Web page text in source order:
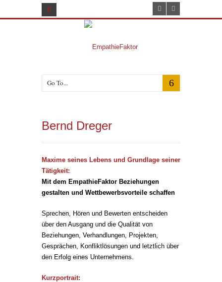
Go To...
Bernd Dreger
Maxime seines Lebens und Grundlage seiner
Tätigkeit:
Mit dem EmpathieFaktor Beziehungen
gestalten und Wettbewerbsvorteile schaffen
Sprechen, Hören und Bewerten entscheiden
über den Ausgang und die Qualität von
Beziehungen, Verhandlungen, Projekten,
Gesprächen, Konfliktlösungen und letztlich über
den Erfolg eines Unternehmens.
Kurzportrait: